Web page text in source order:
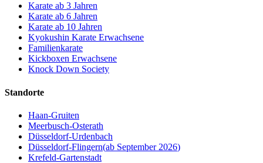
Karate ab 3 Jahren
Karate ab 6 Jahren
Karate ab 10 Jahren
Kyokushin Karate Erwachsene
Familienkarate
Kickboxen Erwachsene
Knock Down Society
Standorte
Haan-Gruiten
Meerbusch-Osterath
Düsseldorf-Urdenbach
Düsseldorf-Flingern(ab September 2026)
Krefeld-Gartenstadt